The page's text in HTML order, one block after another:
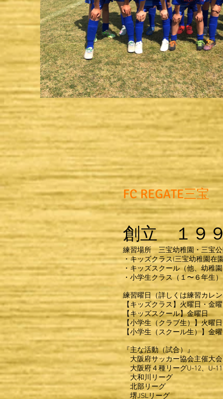
創立 １９
練習場所 三宝幼稚園・三宝公
・キッズクラス(三宝幼稚園在
・キッズスクール（他、幼
・小学生クラス（１〜６年生）
練習曜日（詳しくは練習カレン
【キッズクラス】火曜日・金
【キッズスクール】金曜日
【小学生（クラブ生）】火曜
【小学生（スクール生）】金
『主な活動（試合）』
大阪府サッカー協会主催大会
大阪府４種リーグU-12、U-11
大和川リーグ
北部リーグ
堺JSLリーグ
FC REGATE三宝